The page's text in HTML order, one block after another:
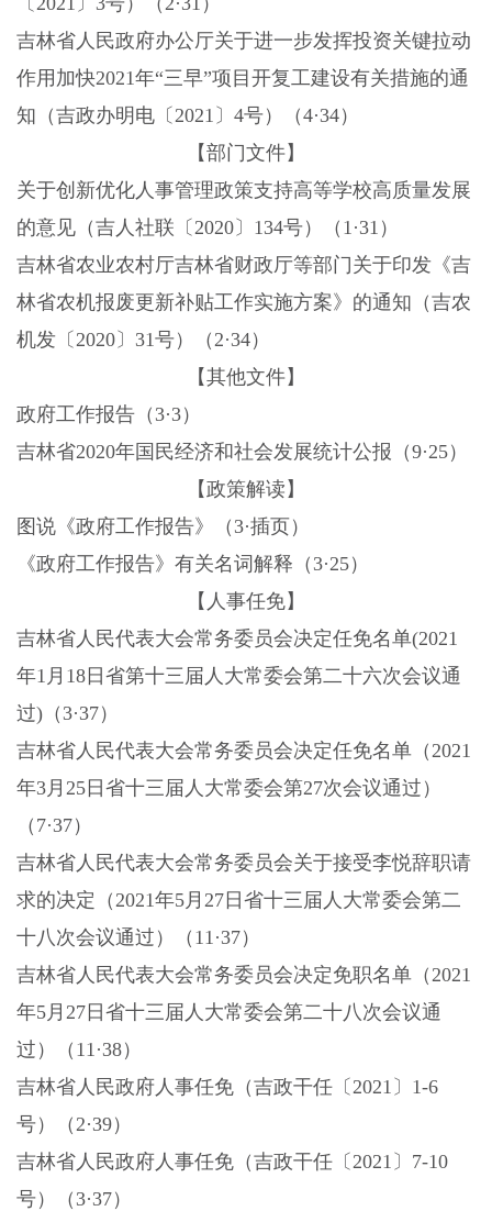
吉林省人民政府办公厅关于进一步发挥投资关键拉动
作用加快2021年“三早”项目开复工建设有关措施的通
知（吉政办明电〔2021〕4号）（4·34）
【部门文件】
关于创新优化人事管理政策支持高等学校高质量发展
的意见（吉人社联〔2020〕134号）（1·31）
吉林省农业农村厅吉林省财政厅等部门关于印发《吉
林省农机报废更新补贴工作实施方案》的通知（吉农
机发〔2020〕31号）（2·34）
【其他文件】
政府工作报告（3·3）
吉林省2020年国民经济和社会发展统计公报（9·25）
【政策解读】
图说《政府工作报告》（3·插页）
《政府工作报告》有关名词解释（ 3·25）
【人事任免】
吉林省人民代表大会常务委员会决定任免名单(2021
年1月18日省第十三届人大常委会第二十六次会议通
过)（3·37）
吉林省人民代表大会常务委员会决定任免名单（ 2021
年3月25日省十三届人大常委会第27次会议通过）
（7·37）
吉林省人民代表大会常务委员会关于接受李悦辞职请
求的决定（ 2021年5月27日省十三届人大常委会第二
十八次会议通过）（11·37）
吉林省人民代表大会常务委员会决定免职名单（ 2021
年5月27日省十三届人大常委会第二十八次会议通
过）（11·38）
吉林省人民政府人事任免（吉政干任〔2021〕1-6
号）（2·39）
吉林省人民政府人事任免（吉政干任〔2021〕7-10
号）（3·37）